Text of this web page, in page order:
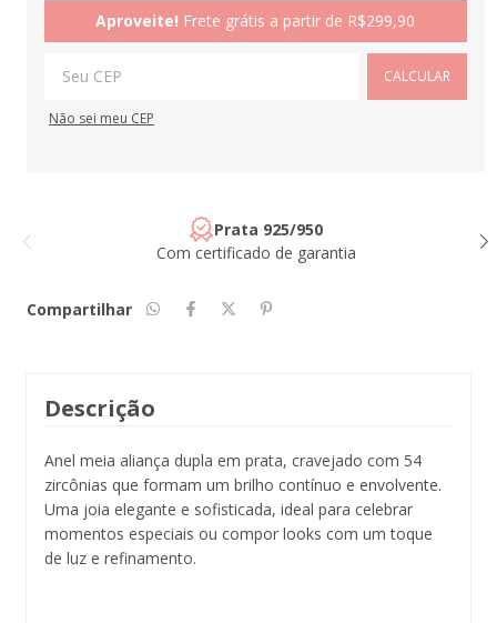
Aproveite! Frete grátis a partir de R$299,90
CALCULAR
Não sei meu CEP
Compra protegida
Seus dados cuidados durante toda a compra.
Compartilhar
Descrição
Anel meia aliança dupla em prata, cravejado com 54
zircônias que formam um brilho contínuo e envolvente.
Uma joia elegante e sofisticada, ideal para celebrar
momentos especiais ou compor looks com um toque
de luz e refinamento.